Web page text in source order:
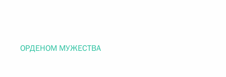
ОРДЕНОМ МУЖЕСТВА